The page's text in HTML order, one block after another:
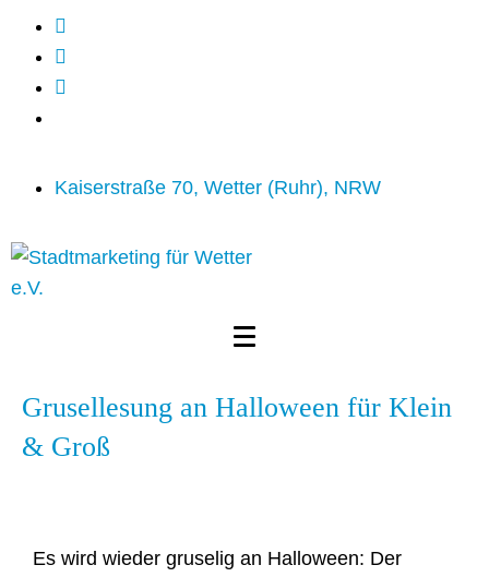
Kaiserstraße 70, Wetter (Ruhr), NRW
Grusellesung an Halloween für Klein
& Groß
Es wird wieder gruselig an Halloween: Der